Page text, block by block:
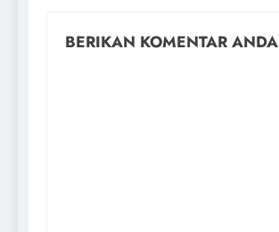
BERIKAN KOMENTAR ANDA